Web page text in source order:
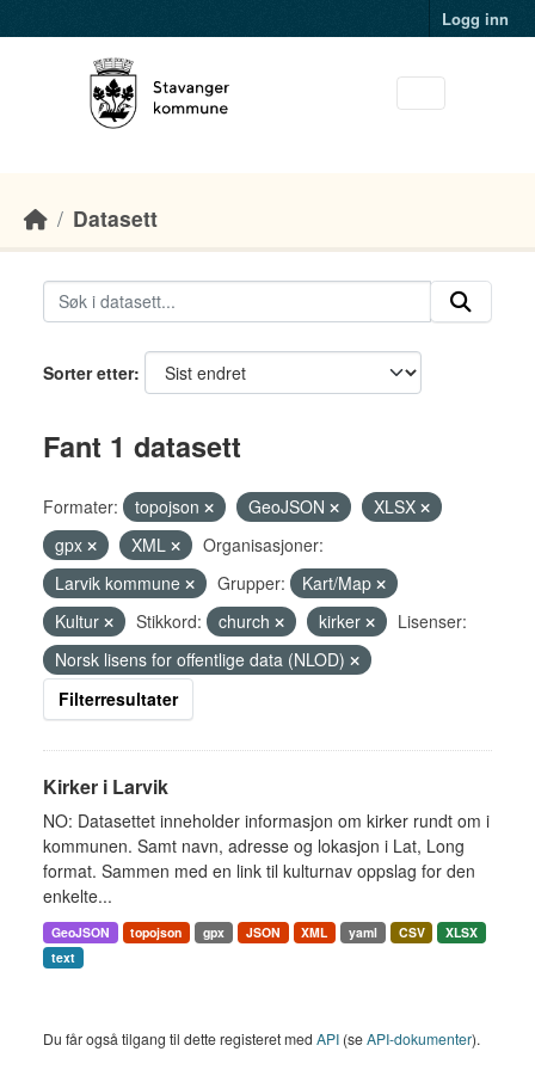
Logg inn
Datasett
Sorter etter
Fant 1 datasett
Formater: topojson GeoJSON
XLSX
gpx
XML
Organisasjoner:
Larvik kommune
Grupper:
Kart/Map
Kultur
Stikkord: church kirker
Lisenser:
Norsk lisens for offentlige data (NLOD)
Filterresultater
Kirker i Larvik
NO: Datasettet inneholder informasjon om kirker rundt om i
kommunen. Samt navn, adresse og lokasjon i Lat, Long
format. Sammen med en link til kulturnav oppslag for den
enkelte...
GeoJSON topojson gpx JSON XML yaml CSV
XLSX
text
Du får også tilgang til dette registeret med API (seAPI-dokumenter).